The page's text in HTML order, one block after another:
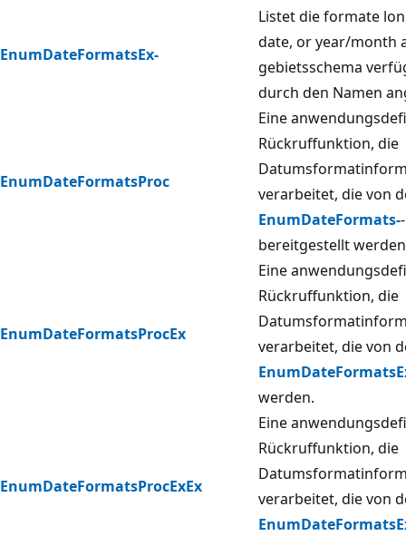
EnumDateFormatsEx-
Listet die formate
date, or year/month
gebietsschema
durch den Namen
EnumDateFormatsProc
Eine
Rückruffunktion, die
verarbeitet, die von
EnumDateFormats-
bereitgestellt
EnumDateFormatsProcEx
Eine
Rückruffunktion, die
verarbeitet, die von
werden.
EnumDateFormatsProcExEx
Eine
Rückruffunktion, die
verarbeitet, die von